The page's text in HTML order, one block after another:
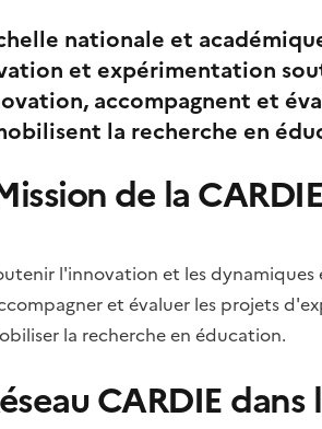
nationale et
et expérimentation
accompagnent et
la recherche en
de la CARDIE
l'innovation et les dynamiques
et évaluer les projets
la recherche en éducation.
CARDIE dans